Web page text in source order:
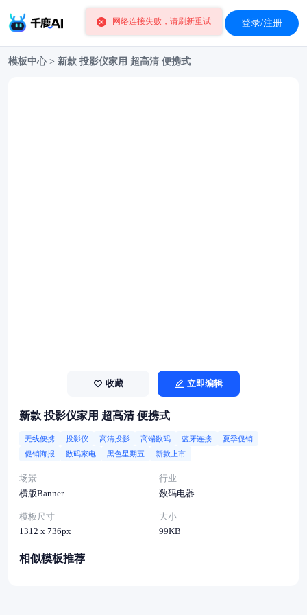
登录/注册
模板中心> 新款 投影仪家用 超高清 便携式
收藏 立即编辑
新款 投影仪家用 超高清 便携式
无线便携 投影仪 高清投影 高端数码 蓝牙连接
夏季促销
促销海报
数码家电 黑色星期五 新款上市
场景
横版Banner
行业
数码电器
模板尺寸
1312 x 736px
大小
99KB
相似模板推荐
网络连接失败，请刷新重试